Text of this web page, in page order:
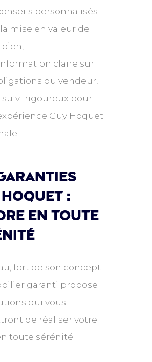
personnalisés
mise en valeur de
claire sur
du vendeur,
suivi rigoureux pour
Guy Hoquet
garanties
:
en toute
fort de son concept
garanti propose
qui vous
de réaliser votre
toute sérénité :